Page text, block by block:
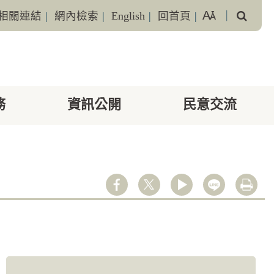
關連結 | 網內檢索 | English | 回首頁 |
尋
資訊公開 民意交流